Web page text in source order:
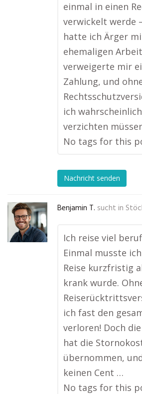
einmal in einen
verwickelt werde
hatte ich Ärger
ehemaligen
verweigerte mir
Zahlung, und
ich
verzichten
No tags for this
Nachricht senden
Benjamin T. sucht in
Ich reise viel
Einmal musste
Reise kurzfristig
krank wurde.
ich fast den
verloren! Doch
hat die
übernommen,
keinen Cent …
No tags for this